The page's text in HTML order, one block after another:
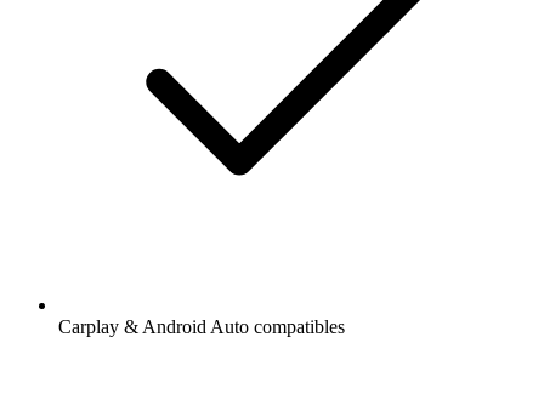
Carplay & Android Auto compatibles